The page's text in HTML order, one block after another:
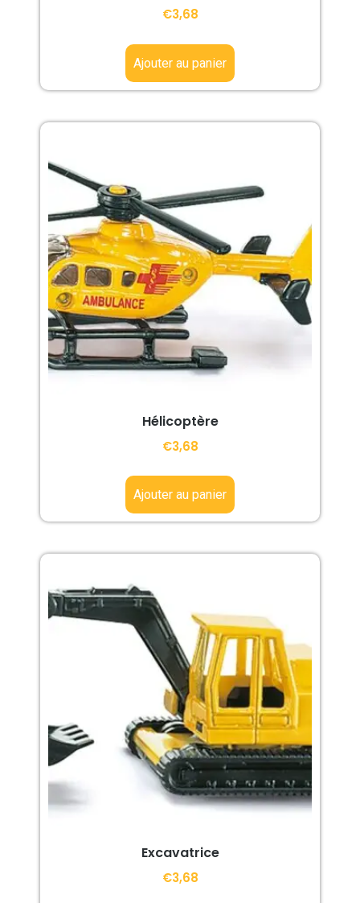
€3,68
Ajouter au panier
Hélicoptère
€3,68
Ajouter au panier
Excavatrice
€3,68